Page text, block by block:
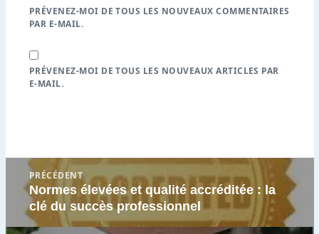
PRÉVENEZ-MOI DE TOUS LES NOUVEAUX COMMENTAIRES
PAR E-MAIL.
PRÉVENEZ-MOI DE TOUS LES NOUVEAUX ARTICLES PAR
E-MAIL.
Navigation
l’article
PRÉCÉDENT
Article
précédent
:
Normes élevées et qualité accréditée : la
clé du succès professionnel